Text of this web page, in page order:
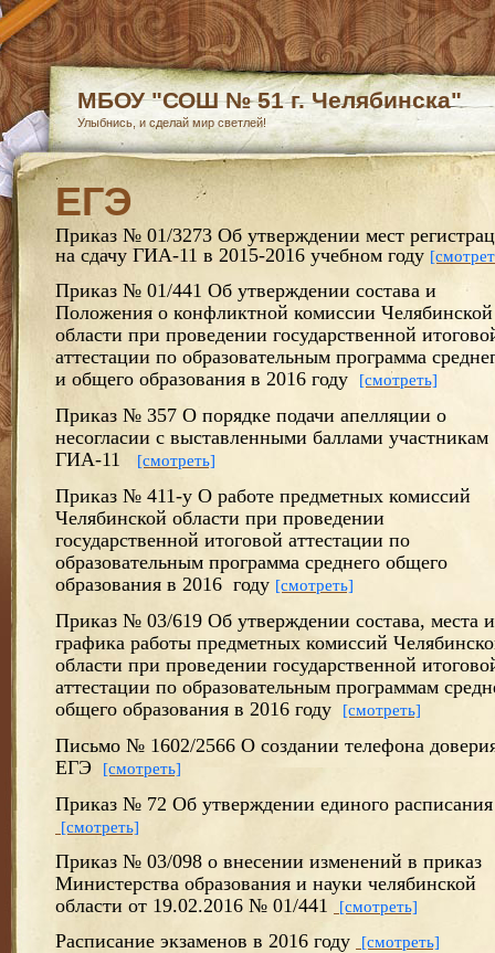
МБОУ "СОШ № 51 г. Челябинска"
Улыбнись, и сделай мир светлей!
ЕГЭ
Приказ № 01/3273 Об утверждении мест
на сдачу ГИА-11 в 2015-2016 учебном году
Приказ № 01/441 Об утверждении состава и
Положения о конфликтной комиссии Челябинской
области при проведении государственной
аттестации по образовательным программа
и общего образования в 2016 году
[смотреть]
Приказ № 357 О порядке подачи апелляции о
несогласии с выставленными баллами участникам
ГИА-11
[смотреть]
Приказ № 411-у О работе предметных комиссий
Челябинской области при проведении
государственной итоговой аттестации по
образовательным программа среднего общего
образования в 2016 году [смотреть]
Приказ № 03/619 Об утверждении состава, места и
графика работы предметных комиссий
области при проведении государственной
аттестации по образовательным программам
общего образования в 2016 году
[смотреть]
Письмо № 1602/2566 О создании телефона
ЕГЭ
[смотреть]
Приказ № 72 Об утверждении единого расписания
[смотреть]
Приказ № 03/098 о внесении изменений в приказ
Министерства образования и науки челябинской
области от 19.02.2016 № 01/441
[смотреть]
Расписание экзаменов в 2016 году [смотреть]